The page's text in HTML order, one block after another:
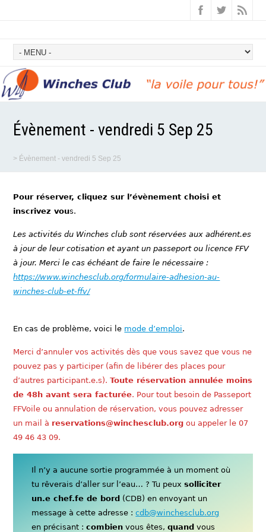
Évènement - vendredi 5 Sep 25
> Évènement - vendredi 5 Sep 25
Pour réserver, cliquez sur l’évènement choisi et
inscrivez vous.
Les activités du Winches club sont réservées aux adhérent.es
à jour de leur cotisation et ayant un passeport ou licence FFV
à jour. Merci le cas échéant de faire le nécessaire :
https://www.winchesclub.org/formulaire-adhesion-au-
winches-club-et-ffv/
En cas de problème, voici le mode d’emploi.
Merci d’annuler vos activités dès que vous savez que vous ne
pouvez pas y participer (afin de libérer des places pour
d’autres participant.e.s).Toute réservation annulée moins
de 48h avant sera facturée. Pour tout besoin de Passeport
FFVoile ou annulation de réservation, vous pouvez adresser
un mail à reservations@winchesclub.org ou appeler le 07
49 46 43 09.
Il n’y a aucune sortie programmée à un moment où
tu rêverais d’aller sur l’eau… ? Tu peuxsolliciter
un.e chef.fe de bord (CDB) en envoyant un
message à cette adresse :cdb@winchesclub.org
en précisant :combien vous êtes,quand vous